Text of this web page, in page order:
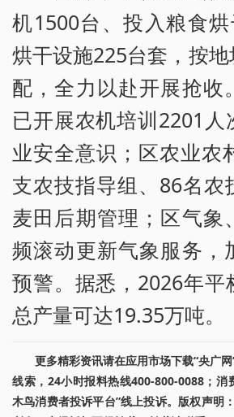
机1500台、投入粮食烘
烘干设施225台套，按
配，全力以赴开展抢收
已开展农机培训2201人
业安全意识；区农业农
支农技指导组、86名农
麦田后期管理；区气象
频滚动更新气象服务，
预警。据悉，2026年平
总产量可达19.35万吨。
更多精彩资讯请在应用市场下载“央广
线索，24小时报料热线400-800-0088；消
木鸟消费者投诉平台”线上投诉。版权声明